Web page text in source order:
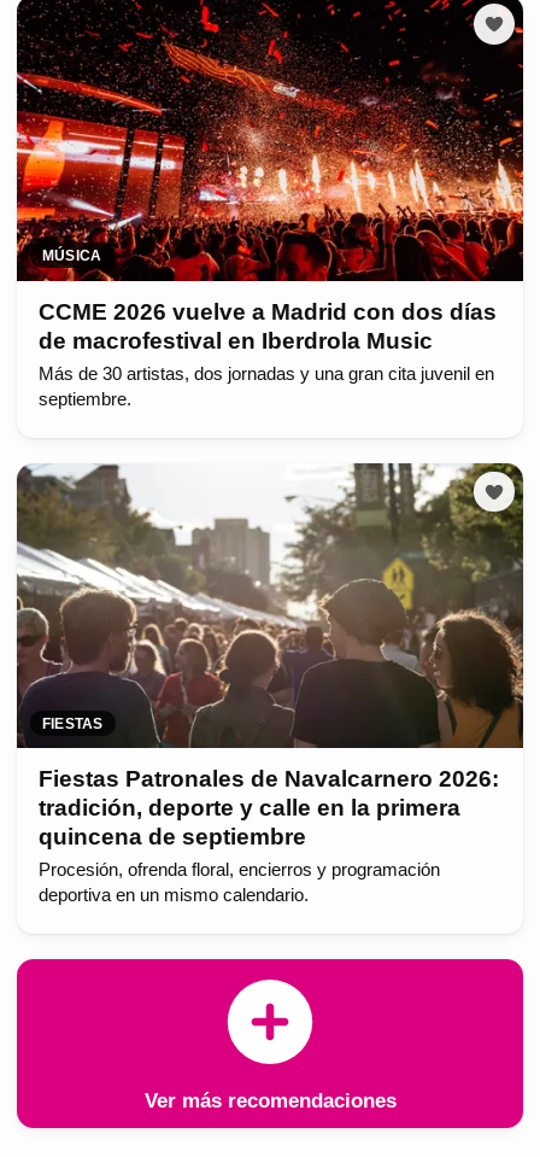
MÚSICA
CCME 2026 vuelve a Madrid con dos días
de macrofestival en Iberdrola Music
Más de 30 artistas, dos jornadas y una gran cita juvenil en
septiembre.
FIESTAS
Fiestas Patronales de Navalcarnero 2026:
tradición, deporte y calle en la primera
quincena de septiembre
Procesión, ofrenda floral, encierros y programación
deportiva en un mismo calendario.
Ver más recomendaciones